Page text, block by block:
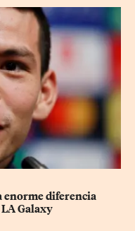
enorme diferencia
Galaxy